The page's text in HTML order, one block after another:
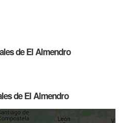
de El Almendro
de El Almendro